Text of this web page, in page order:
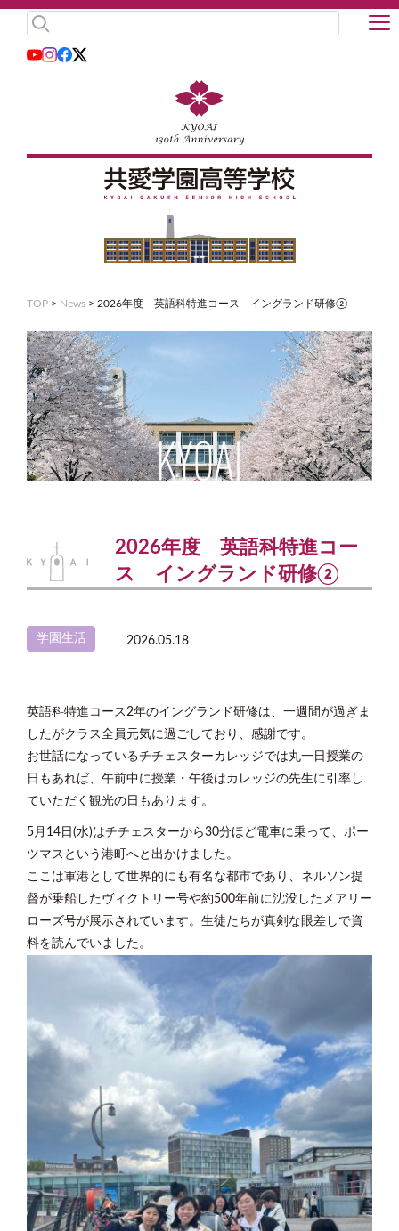
TOP > News > 2026年度 英語科特進コース イングランド研修②
2026年度 英語科特進コー
ス イングランド研修②
学園生活 2026.05.18
英語科特進コース2年のイングランド研修は、一週間が過ぎま
したがクラス全員元気に過ごしており、感謝です。
お世話になっているチチェスターカレッジでは丸一日授業の
日もあれば、午前中に授業・午後はカレッジの先生に引率し
ていただく観光の日もあります。
5月14日(水)はチチェスターから30分ほど電車に乗って、ポー
ツマスという港町へと出かけました。
ここは軍港として世界的にも有名な都市であり、ネルソン提
督が乗船したヴィクトリー号や約500年前に沈没したメアリー
ローズ号が展示されています。生徒たちが真剣な眼差しで資
料を読んでいました。